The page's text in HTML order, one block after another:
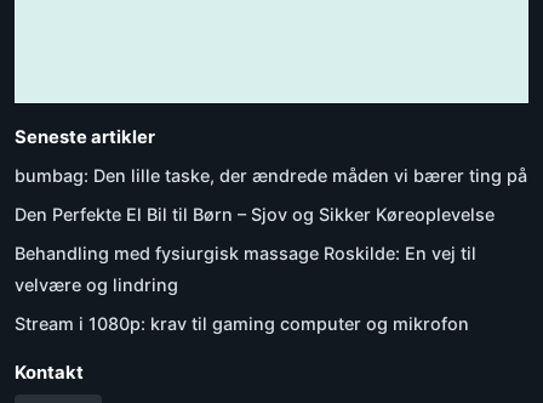
Seneste artikler
bumbag: Den lille taske, der ændrede måden vi bærer ting på
Den Perfekte El Bil til Børn – Sjov og Sikker Køreoplevelse
Behandling med fysiurgisk massage Roskilde: En vej til
velvære og lindring
Stream i 1080p: krav til gaming computer og mikrofon
Kontakt